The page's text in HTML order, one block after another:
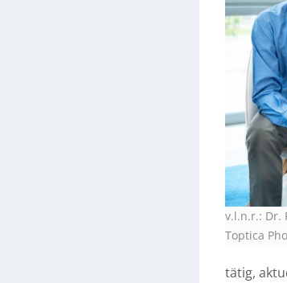
v.l.n.r.: Dr.
Toptica
tätig,